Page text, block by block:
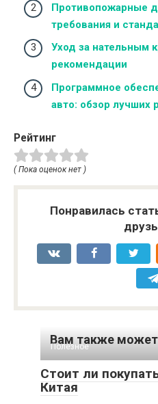
Противопожарные
требования и
Уход за нательным
рекомендации
Программное
авто: обзор лучших
Рейтинг
( Пока оценок нет )
Понравилась
Вам также может
Полезное
Стоит ли
Китая